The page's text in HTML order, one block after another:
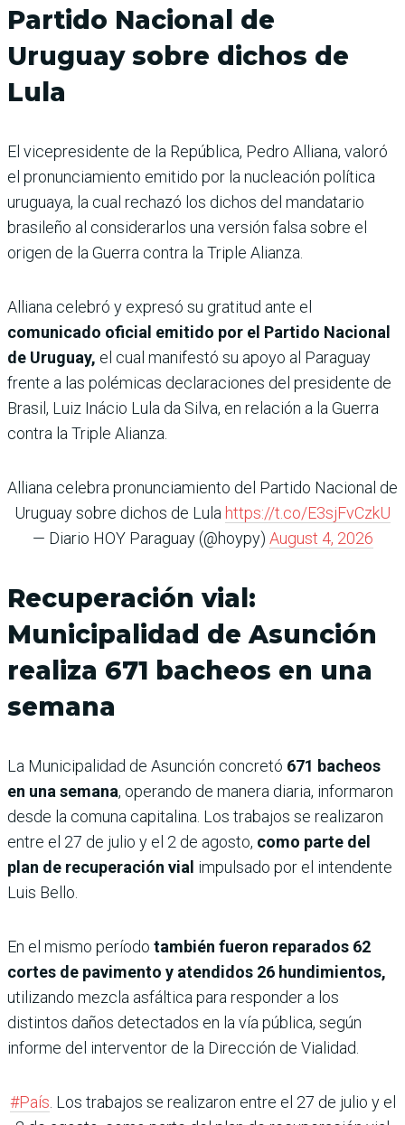
Partido Nacional de
Uruguay sobre dichos de
Lula
El vicepresidente de la República, Pedro Alliana, valoró
el pronunciamiento emitido por la nucleación política
uruguaya, la cual rechazó los dichos del mandatario
brasileño al considerarlos una versión falsa sobre el
origen de la Guerra contra la Triple Alianza.
Alliana celebró y expresó su gratitud ante el
comunicado oficial emitido por el Partido Nacional
de Uruguay, el cual manifestó su apoyo al Paraguay
frente a las polémicas declaraciones del presidente de
Brasil, Luiz Inácio Lula da Silva, en relación a la Guerra
contra la Triple Alianza.
Alliana celebra pronunciamiento del Partido Nacional de
Uruguay sobre dichos de Lula https://t.co/E3sjFvCzkU
— Diario HOY Paraguay (@hoypy) August 4, 2026
Recuperación vial:
Municipalidad de Asunción
realiza 671 bacheos en una
semana
La Municipalidad de Asunción concretó 671 bacheos
en una semana, operando de manera diaria, informaron
desde la comuna capitalina. Los trabajos se realizaron
entre el 27 de julio y el 2 de agosto, como parte del
plan de recuperación vial impulsado por el intendente
Luis Bello.
En el mismo período también fueron reparados 62
cortes de pavimento y atendidos 26 hundimientos,
utilizando mezcla asfáltica para responder a los
distintos daños detectados en la vía pública, según
informe del interventor de la Dirección de Vialidad.
#País . Los trabajos se realizaron entre el 27 de julio y el